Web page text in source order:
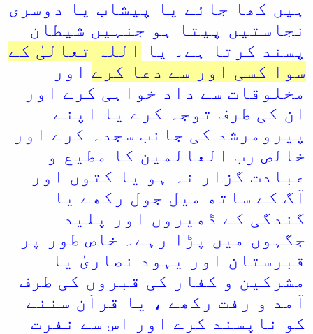
ا
ہیں کھا جائے یا پیشاب یا دوسری
نجاستیں پیتا ہو جنہیں شیطان
پسند کرتا ہے۔ یا
اللہ تعالیٰ کے
سوا کسی اور سے دعا کرے اور
مخلوقات سے داد خواہی کرے اور
ان کی طرف توجہ کرے یا اپنے
پیرومرشد کی جانب سجدہ کرے اور
خالص رب العالمین کا مطیع و
عبادت گزار نہ ہو یا کتوں اور
آگ کے ساتھ میل جول رکھے یا
گندگی کے ڈھیروں اور پلید
جگہوں میں پڑا رہے۔ خاص طور پر
قبرستان اور یہود نصاریٰ یا
مشرکین و کفار کی قبروں کی طرف
آمد و رفت رکھے ، یا قرآن سننے
کو ناپسند کرے اور اس سے نفرت